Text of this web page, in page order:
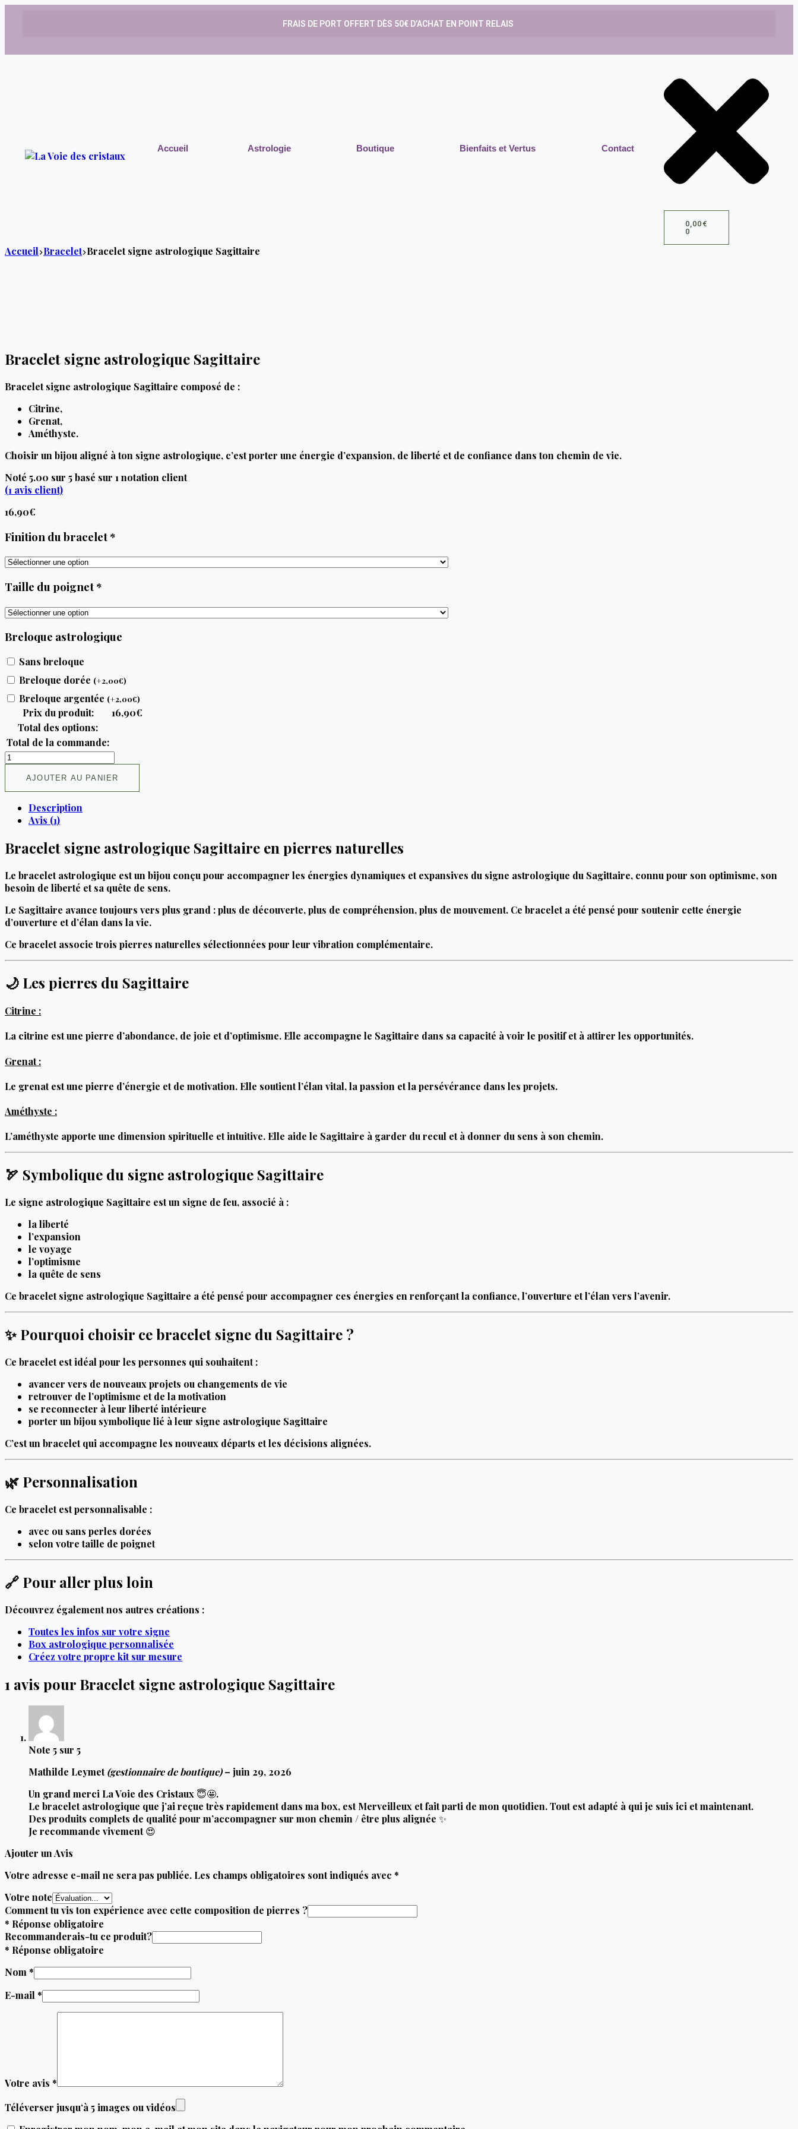
FRAIS DE PORT OFFERT DÈS 50€ D’ACHAT EN POINT RELAIS
Accueil Astrologie Boutique Bienfaits et Vertus Contact
0,00 €
0
Accueil Bracelet Bracelet signe astrologique Sagittaire
Bracelet signe astrologique Sagittaire
Bracelet signe astrologique Sagittaire composé de :
Citrine,
Grenat,
Améthyste.
Choisir un bijou aligné à ton signe astrologique, c’est porter une énergie d’expansion, de liberté et de confiance dans ton chemin de vie.
Noté 5.00 sur 5 basé sur 1 notation client
(1 avis client)
16,90€
Finition du bracelet *
Taille du poignet *
Breloque astrologique
Sans breloque
Breloque dorée (+2,00€)
Breloque argentée (+2,00€)
Prix du produit: 16,90€
Total des options:
Total de la commande:
AJOUTER AU PANIER
Description
Avis (1)
Bracelet signe astrologique Sagittaire en pierres naturelles
Le bracelet astrologique est un bijou conçu pour accompagner les énergies dynamiques et expansives du signe astrologique du Sagittaire, connu pour son optimisme, son
besoin de liberté et sa quête de sens.
Le Sagittaire avance toujours vers plus grand : plus de découverte, plus de compréhension, plus de mouvement. Ce bracelet a été pensé pour soutenir cette énergie
d’ouverture et d’élan dans la vie.
Ce bracelet associe trois pierres naturelles sélectionnées pour leur vibration complémentaire.
🌙 Les pierres du Sagittaire
Citrine :
La citrine est une pierre d’abondance, de joie et d’optimisme. Elle accompagne le Sagittaire dans sa capacité à voir le positif et à attirer les opportunités.
Grenat :
Le grenat est une pierre d’énergie et de motivation. Elle soutient l’élan vital, la passion et la persévérance dans les projets.
Améthyste :
L’améthyste apporte une dimension spirituelle et intuitive. Elle aide le Sagittaire à garder du recul et à donner du sens à son chemin.
🏹 Symbolique du signe astrologique Sagittaire
Le signe astrologique Sagittaire est un signe de feu, associé à :
la liberté
l’expansion
le voyage
l’optimisme
la quête de sens
Ce bracelet signe astrologique Sagittaire a été pensé pour accompagner ces énergies en renforçant la confiance, l’ouverture et l’élan vers l’avenir.
✨ Pourquoi choisir ce bracelet signe du Sagittaire ?
Ce bracelet est idéal pour les personnes qui souhaitent :
avancer vers de nouveaux projets ou changements de vie
retrouver de l’optimisme et de la motivation
se reconnecter à leur liberté intérieure
porter un bijou symbolique lié à leur signe astrologique Sagittaire
C’est un bracelet qui accompagne les nouveaux départs et les décisions alignées.
🌿 Personnalisation
Ce bracelet est personnalisable :
avec ou sans perles dorées
selon votre taille de poignet
🔗 Pour aller plus loin
Découvrez également nos autres créations :
Toutes les infos sur votre signe
Box astrologique personnalisée
Créez votre propre kit sur mesure
1 avis pour Bracelet signe astrologique Sagittaire
Note 5 sur 5
Mathilde Leymet(gestionnaire de boutique) – juin 29, 2026
Un grand merci La Voie des Cristaux 😇🤩.
Le bracelet astrologique que j’ai reçue très rapidement dans ma box, est Merveilleux et fait parti de mon quotidien. Tout est adapté à qui je suis ici et maintenant.
Des produits complets de qualité pour m’accompagner sur mon chemin / être plus alignée ✨️
Je recommande vivement 😍
Ajouter un Avis
Votre adresse e-mail ne sera pas publiée. Les champs obligatoires sont indiqués avec *
Votre note
Comment tu vis ton expérience avec cette composition de pierres ?
* Réponse obligatoire
Recommanderais-tu ce produit?
* Réponse obligatoire
Nom *
E-mail *
Votre avis *
Téléverser jusqu‘à 5 images ou vidéos